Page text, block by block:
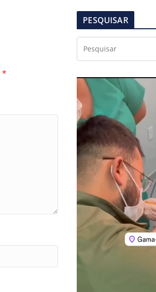
*
PESQUISAR